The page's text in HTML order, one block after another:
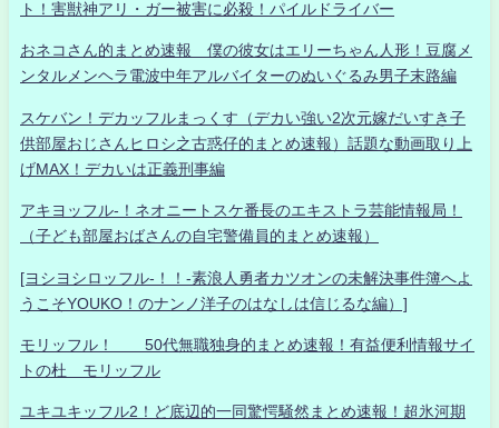
ト！害獣神アリ・ガー被害に必殺！パイルドライバー
おネコさん的まとめ速報 僕の彼女はエリーちゃん人形！豆腐メ
ンタルメンヘラ電波中年アルバイターのぬいぐるみ男子末路編
スケバン！デカッフルまっくす（デカい強い2次元嫁だいすき子
供部屋おじさんヒロシ之古惑仔的まとめ速報）話題な動画取り上
げMAX！デカいは正義刑事編
アキヨッフル-！ネオニートスケ番長のエキストラ芸能情報局！
（子ども部屋おばさんの自宅警備員的まとめ速報）
[ヨシヨシロッフル-！！-素浪人勇者カツオンの未解決事件簿へよ
うこそYOUKO！のナンノ洋子のはなしは信じるな編）]
モリッフル！ 50代無職独身的まとめ速報！有益便利情報サイ
トの杜 モリッフル
ユキユキッフル2！ど底辺的一同驚愕騒然まとめ速報！超氷河期